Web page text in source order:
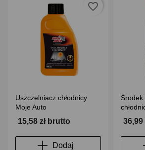
Uszczelniacz chłodnicy
Moje Auto
15,58 zł brutto
Dodaj
favorite_border
Środek
36,99